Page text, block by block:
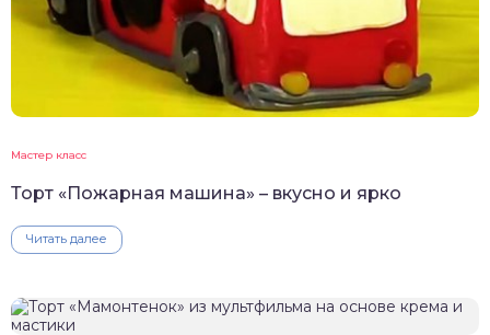
Мастер класс
Торт «Пожарная машина» – вкусно и ярко
Читать далее